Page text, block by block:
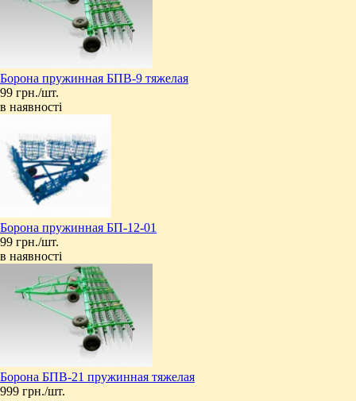
Борона пружинная БПВ-9 тяжелая
99 грн./шт.
в наявності
Борона пружинная БП-12-01
99 грн./шт.
в наявності
Борона БПВ-21 пружинная тяжелая
999 грн./шт.